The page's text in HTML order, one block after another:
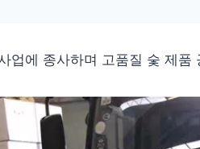
업에 종사하며 고품질 숯 제품